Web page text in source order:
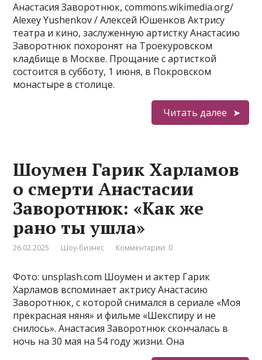
Анастасия Заворотнюк, commons.wikimedia.org/
Alexey Yushenkov / Алексей Юшенков Актрису
театра и кино, заслуженную артистку Анастасию
Заворотнюк похоронят на Троекуровском
кладбище в Москве. Прощание с артисткой
состоится в субботу, 1 июня, в Покровском
монастыре в столице.
Читать далее
Шоумен Гарик Харламов
о смерти Анастасии
Заворотнюк: «Как же
рано ты ушла»
26.02.2025 Шоу-бизнес Комментарии: 0
Фото: unsplash.com Шоумен и актер Гарик
Харламов вспоминает актрису Анастасию
Заворотнюк, с которой снимался в сериале «Моя
прекрасная няня» и фильме «Шекспиру и не
снилось». Анастасия Заворотнюк скончалась в
ночь на 30 мая на 54 году жизни. Она